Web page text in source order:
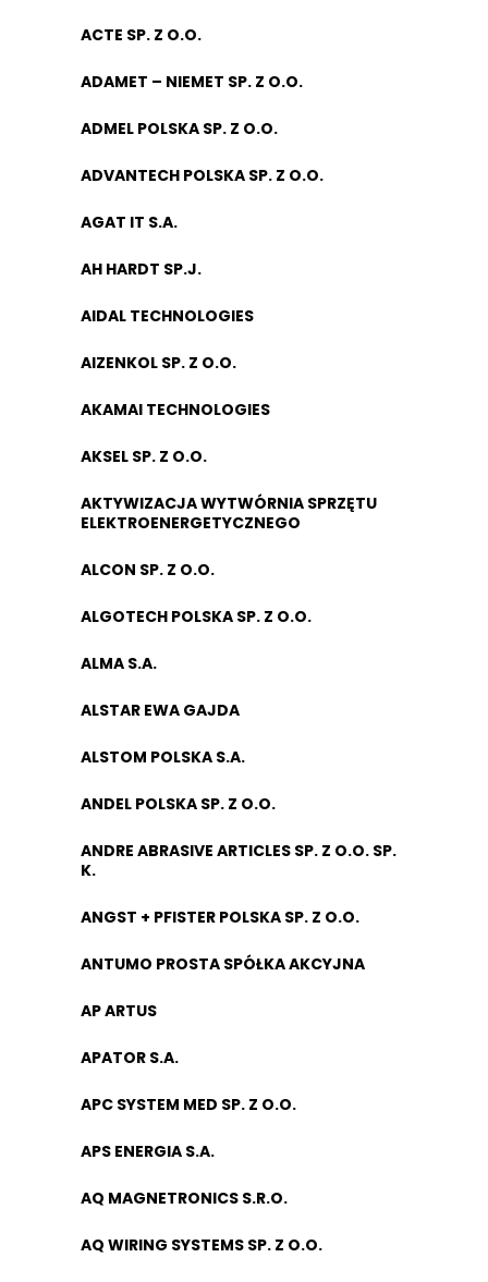
ACTE SP. Z O.O.
ADAMET – NIEMET SP. Z O.O.
ADMEL POLSKA SP. Z O.O.
ADVANTECH POLSKA SP. Z O.O.
AGAT IT S.A.
AH HARDT SP.J.
AIDAL TECHNOLOGIES
AIZENKOL SP. Z O.O.
AKAMAI TECHNOLOGIES
AKSEL SP. Z O.O.
AKTYWIZACJA WYTWÓRNIA SPRZĘTU
ELEKTROENERGETYCZNEGO
ALCON SP. Z O.O.
ALGOTECH POLSKA SP. Z O.O.
ALMA S.A.
ALSTAR EWA GAJDA
ALSTOM POLSKA S.A.
ANDEL POLSKA SP. Z O.O.
ANDRE ABRASIVE ARTICLES SP. Z O.O. SP.
K.
ANGST + PFISTER POLSKA SP. Z O.O.
ANTUMO PROSTA SPÓŁKA AKCYJNA
AP ARTUS
APATOR S.A.
APC SYSTEM MED SP. Z O.O.
APS ENERGIA S.A.
AQ MAGNETRONICS S.R.O.
AQ WIRING SYSTEMS SP. Z O.O.